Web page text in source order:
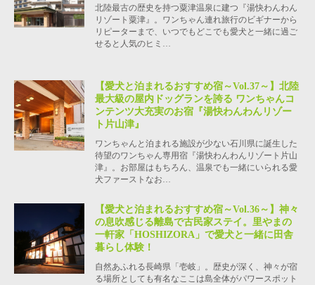
北陸最古の歴史を持つ粟津温泉に建つ『湯快わんわん
リゾート粟津』。ワンちゃん連れ旅行のビギナーから
リピーターまで、いつでもどこでも愛犬と一緒に過ご
せると人気のヒミ…
【愛犬と泊まれるおすすめ宿～Vol.37～】北陸
最大級の屋内ドッグランを誇る ワンちゃんコ
ンテンツ大充実のお宿『湯快わんわんリゾー
ト片山津』
ワンちゃんと泊まれる施設が少ない石川県に誕生した
待望のワンちゃん専用宿『湯快わんわんリゾート片山
津』。お部屋はもちろん、温泉でも一緒にいられる愛
犬ファーストなお…
【愛犬と泊まれるおすすめ宿～Vol.36～】神々
の息吹感じる離島で古民家ステイ。里やまの
一軒家「HOSHIZORA」で愛犬と一緒に田舎
暮らし体験！
自然あふれる長崎県「壱岐」。歴史が深く、神々が宿
る場所としても有名なここは島全体がパワースポット